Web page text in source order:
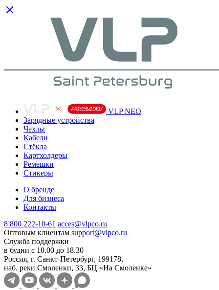
VLP NEO
Зарядные устройства
Чехлы
Кабели
Cтёкла
Картхолдеры
Ремешки
Стикеры
О бренде
Для бизнеса
Контакты
8 800 222-10-61 acces@vlpco.ru
Оптовым клиентам support@vlpco.ru
Служба поддержки
в будни с 10.00 до 18.30
Россия, г. Санкт-Петербург, 199178,
наб. реки Смоленки, 33, БЦ «На Смоленке»